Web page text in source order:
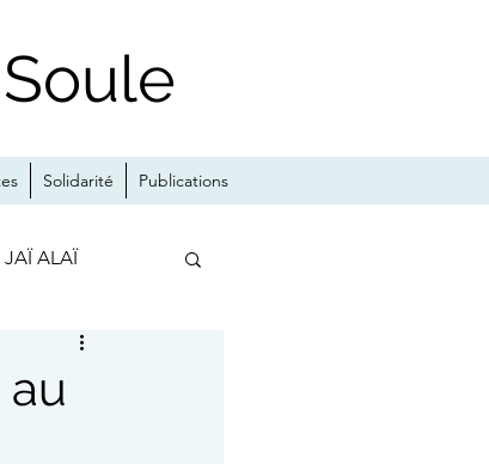
Solidarité Publications
JAÏ ALAÏ
au